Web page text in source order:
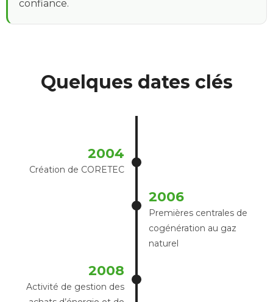
confiance.
Quelques dates clés
2004
Création de CORETEC
2006
Premières centrales de
cogénération au gaz
naturel
2008
Activité de gestion des